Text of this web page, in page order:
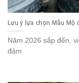
Lưu ý lựa chọn Mẫu Mộ
Năm 2026 sắp đến,
đảm